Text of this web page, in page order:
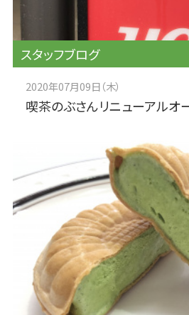
2020年07月09日（木）
喫茶のぶさんリニューアルオ
スタッフブログ